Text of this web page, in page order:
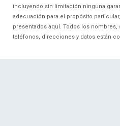
incluyendo sin limitación ninguna
adecuación para el propósito
presentados aquí. Todos los nombres,
teléfonos, direcciones y datos están